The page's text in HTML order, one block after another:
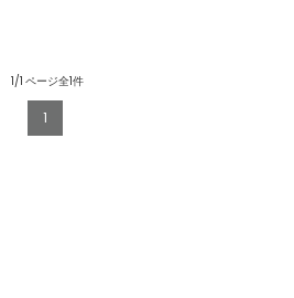
1/1 ページ全1件
1